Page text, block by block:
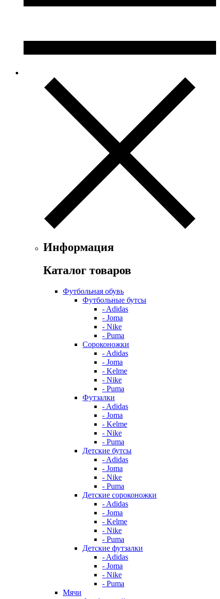
Информация
Каталог товаров
Футбольная обувь
Футбольные бутсы
- Adidas
- Joma
- Nike
- Puma
Сороконожки
- Adidas
- Joma
- Kelme
- Nike
- Puma
Футзалки
- Adidas
- Joma
- Kelme
- Nike
- Puma
Детские бутсы
- Adidas
- Joma
- Nike
- Puma
Детские сороконожки
- Adidas
- Joma
- Kelme
- Nike
- Puma
Детские футзалки
- Adidas
- Joma
- Nike
- Puma
Мячи